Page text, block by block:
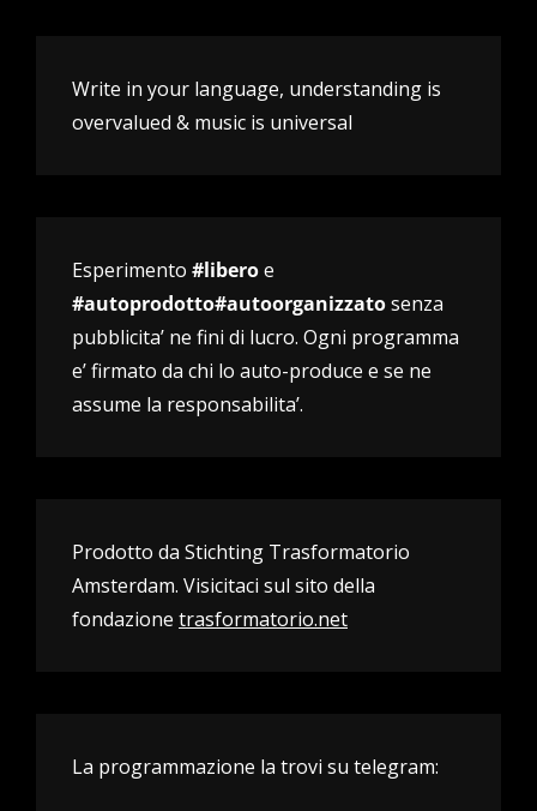
Write in your language, understanding is
overvalued & music is universal
Esperimento #liberoe
#autoprodotto#autoorganizzatosenza
pubblicita’ ne fini di lucro. Ogni programma
e’ firmato da chi lo auto-produce e se ne
assume la responsabilita’.
Prodotto da Stichting Trasformatorio
Amsterdam. Visicitaci sul sito della
fondazione trasformatorio.net
La programmazione la trovi su telegram: